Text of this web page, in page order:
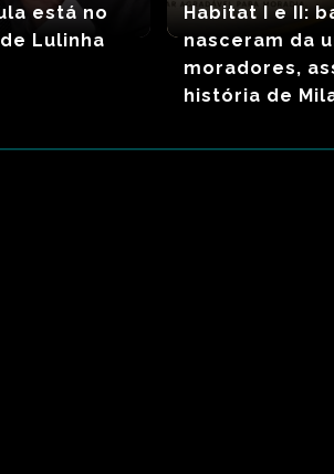
está no
Lulinha
Habitat I e II:
nasceram da
moradores,
história de